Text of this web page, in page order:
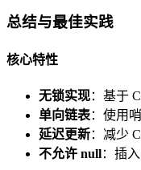
总结与最佳实践
核心特性
无锁实现：基于
单向链表：使用
延迟更新：减少
不允许 null：插